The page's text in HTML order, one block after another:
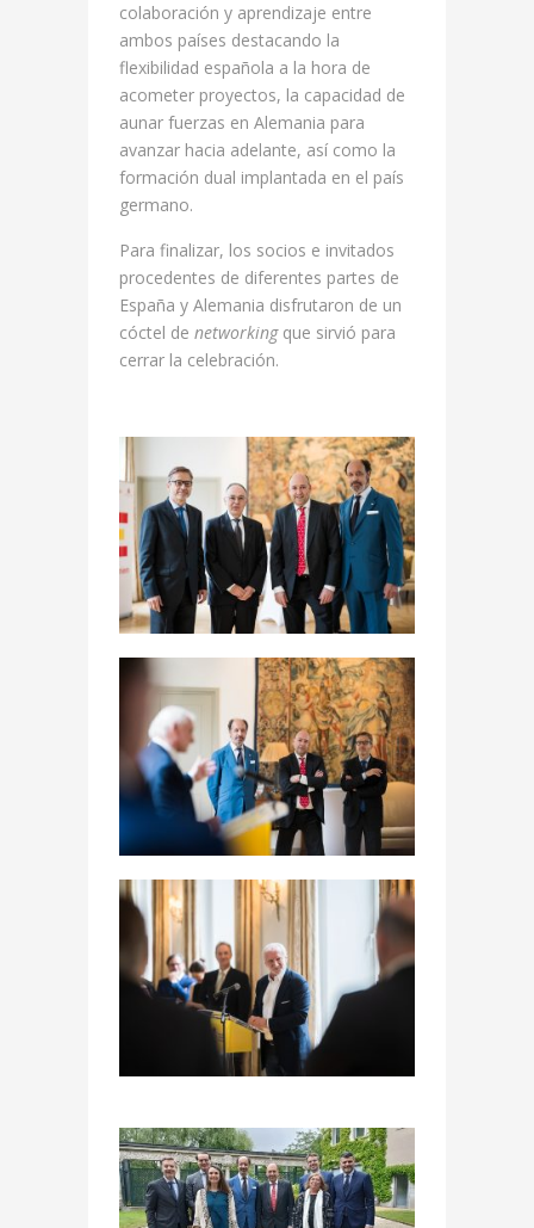
colaboración y aprendizaje entre
ambos países destacando la
flexibilidad española a la hora de
acometer proyectos, la capacidad de
aunar fuerzas en Alemania para
avanzar hacia adelante, así como la
formación dual implantada en el país
germano.
Para finalizar, los socios e invitados
procedentes de diferentes partes de
España y Alemania disfrutaron de un
cóctel de networking que sirvió para
cerrar la celebración.